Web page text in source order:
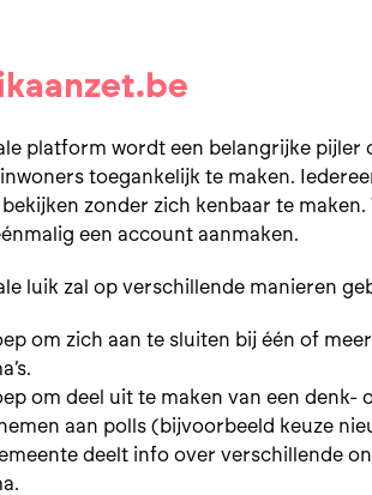
platform wordt een belangrijke pijler
toegankelijk te maken.
zonder zich kenbaar te maken.
een account aanmaken.
luik zal op verschillende manieren
om zich aan te sluiten bij één of
om deel uit te maken van een denk-
aan polls (bijvoorbeeld keuze
deelt info over verschillende